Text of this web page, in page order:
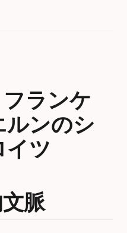
ランケ
ンのシ
イツ
脈